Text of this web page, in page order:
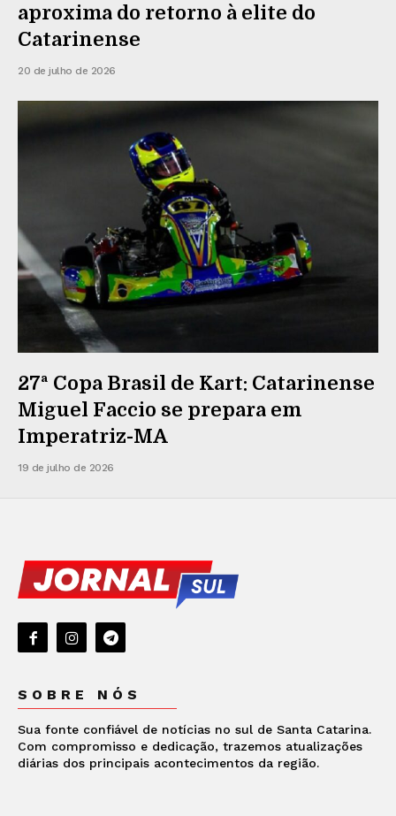
aproxima do retorno à elite do
Catarinense
20 de julho de 2026
27ª Copa Brasil de Kart: Catarinense
Miguel Faccio se prepara em
Imperatriz-MA
19 de julho de 2026
SOBRE NÓS
Sua fonte confiável de notícias no sul de Santa Catarina.
Com compromisso e dedicação, trazemos atualizações
diárias dos principais acontecimentos da região.